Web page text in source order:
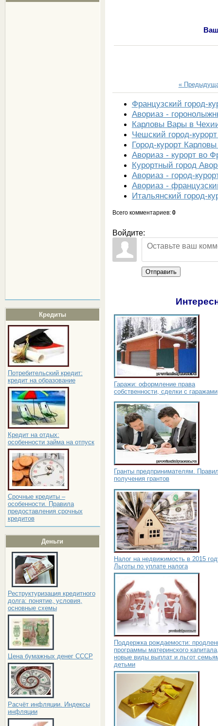
Кредиты
Потребительский кредит:
кредит на образование
Кредит на отдых:
особенности займа на отпуск
Срочные кредиты –
особенности. Правила
предоставления срочных
кредитов
Деньги
Реструктуризация кредитного
долга: понятие, условия,
основные схемы
Цена бумажных денег СССР
Расчёт инфляции. Индексы
инфляции
«
Французский город-
Авориаз -
Карловы Вары в
Чешский город-
Город-курорт
Авориаз - курорт во
Курортный город
Авориаз - город-
Авориаз -
Итальянский город-
Всего комментариев: 0
Войдите:
Отправить
Гаражи: оформление права
собственности, сделки с гаражами
Гранты предпринимателям.
получения грантов
Налог на недвижимость в 2015
Льготы по уплате налога
Поддержка рождаемости:
программы материнского
новые виды выплат и льгот
детьми